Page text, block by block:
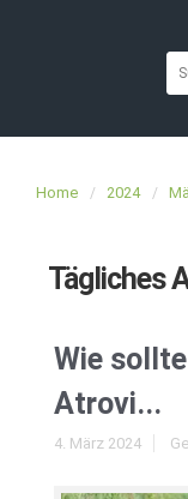
Home 2024
Tägliches
Wie
Atrovi...
4. März 2024